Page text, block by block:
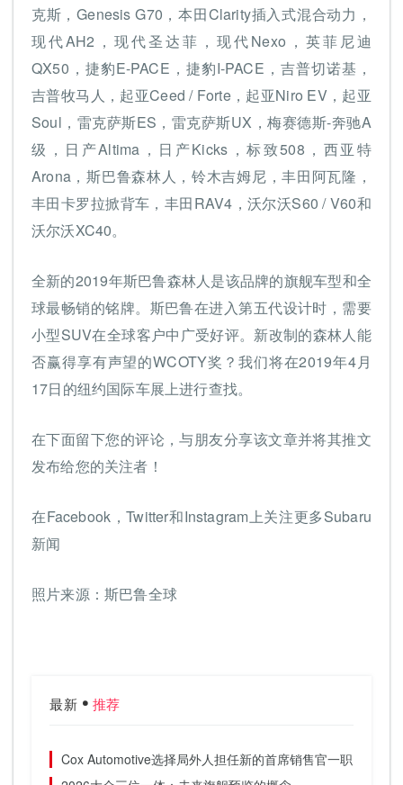
克斯，Genesis G70，本田Clarity插入式混合动力，
现代AH2，现代圣达菲，现代Nexo，英菲尼迪
QX50，捷豹E-PACE，捷豹I-PACE，吉普切诺基，
吉普牧马人，起亚Ceed / Forte，起亚Niro EV，起亚
Soul，雷克萨斯ES，雷克萨斯UX，梅赛德斯-奔驰A
级，日产Altima，日产Kicks，标致508，西亚特
Arona，斯巴鲁森林人，铃木吉姆尼，丰田阿瓦隆，
丰田卡罗拉掀背车，丰田RAV4，沃尔沃S60 / V60和
沃尔沃XC40。
全新的2019年斯巴鲁森林人是该品牌的旗舰车型和全
球最畅销的铭牌。斯巴鲁在进入第五代设计时，需要
小型SUV在全球客户中广受好评。新改制的森林人能
否赢得享有声望的WCOTY奖？我们将在2019年4月
17日的纽约国际车展上进行查找。
在下面留下您的评论，与朋友分享该文章并将其推文
发布给您的关注者！
在Facebook，Twitter和Instagram上关注更多Subaru
新闻
照片来源：斯巴鲁全球
最新 推荐
Cox Automotive选择局外人担任新的首席销售官一职